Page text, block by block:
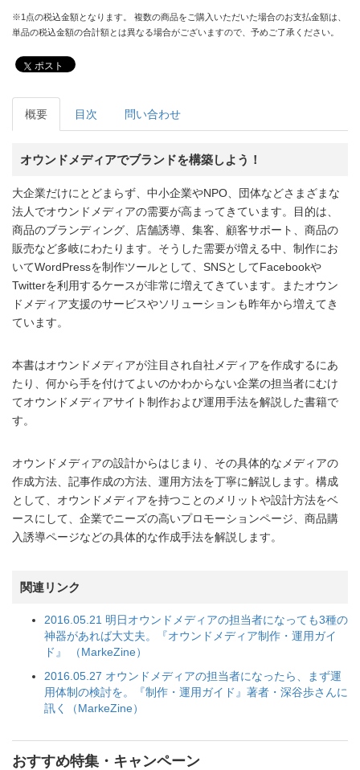
※1点の税込金額となります。 複数の商品をご購入いただいた場合のお支払金額は、
単品の税込金額の合計額とは異なる場合がございますので、予めご了承ください。
ポスト
概要 目次 問い合わせ
オウンドメディアでブランドを構築しよう！
大企業だけにとどまらず、中小企業やNPO、団体などさまざまな
法人でオウンドメディアの需要が高まってきています。目的は、
商品のブランディング、店舗誘導、集客、顧客サポート、商品の
販売など多岐にわたります。そうした需要が増える中、制作にお
いてWordPressを制作ツールとして、SNSとしてFacebookや
Twitterを利用するケースが非常に増えてきています。またオウン
ドメディア支援のサービスやソリューションも昨年から増えてき
ています。
本書はオウンドメディアが注目され自社メディアを作成するにあ
たり、何から手を付けてよいのかわからない企業の担当者にむけ
てオウンドメディアサイト制作および運用手法を解説した書籍で
す。
オウンドメディアの設計からはじまり、その具体的なメディアの
作成方法、記事作成の方法、運用方法を丁寧に解説します。構成
として、オウンドメディアを持つことのメリットや設計方法をベ
ースにして、企業でニーズの高いプロモーションページ、商品購
入誘導ページなどの具体的な作成手法を解説します。
関連リンク
2016.05.21 明日オウンドメディアの担当者になっても3種の
神器があれば大丈夫。『オウンドメディア制作・運用ガイ
ド』 （MarkeZine）
2016.05.27 オウンドメディアの担当者になったら、まず運
用体制の検討を。『制作・運用ガイド』著者・深谷歩さんに
訊く（MarkeZine）
おすすめ特集・キャンペーン